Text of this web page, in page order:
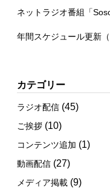
ネットラジオ番組「
年間スケジュール更新（
カテゴリー
ラジオ配信 (45)
ご挨拶 (10)
コンテンツ追加 (1)
動画配信 (27)
メディア掲載 (9)